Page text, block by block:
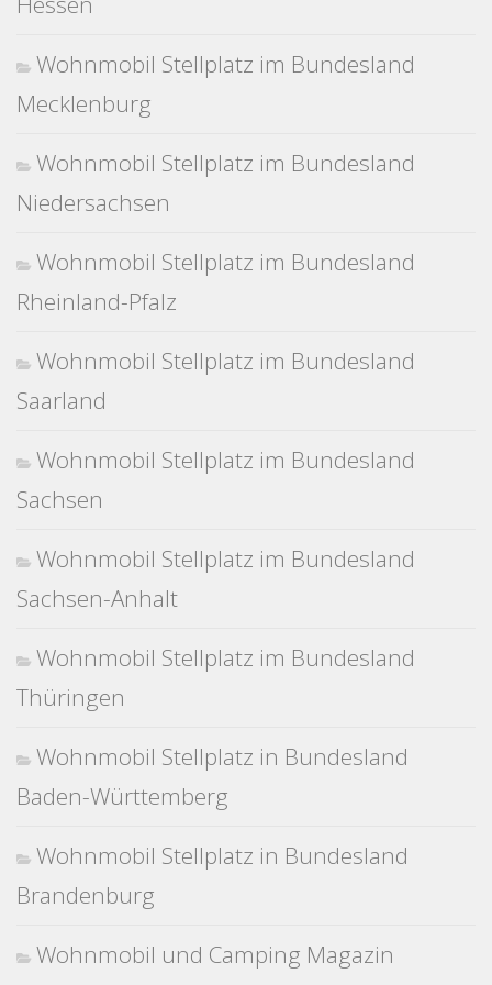
Wohnmobil Stellplatz im Bundesland
Mecklenburg
Wohnmobil Stellplatz im Bundesland
Niedersachsen
Wohnmobil Stellplatz im Bundesland
Rheinland-Pfalz
Wohnmobil Stellplatz im Bundesland
Saarland
Wohnmobil Stellplatz im Bundesland
Sachsen
Wohnmobil Stellplatz im Bundesland
Sachsen-Anhalt
Wohnmobil Stellplatz im Bundesland
Thüringen
Wohnmobil Stellplatz in Bundesland
Baden-Württemberg
Wohnmobil Stellplatz in Bundesland
Brandenburg
Wohnmobil und Camping Magazin